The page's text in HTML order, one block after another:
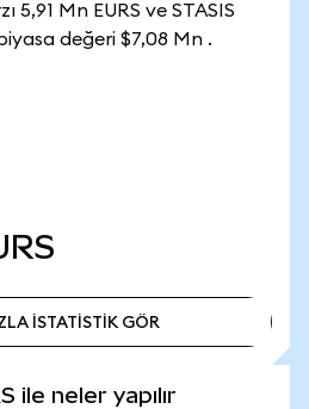
5,91 Mn EURS ve STASIS
değeri $7,08 Mn .
İSTATİSTİK GÖR
ile neler yapılır